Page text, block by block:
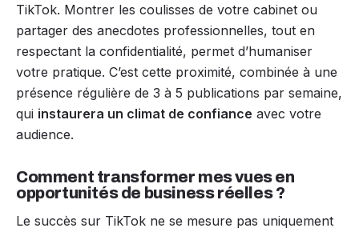
TikTok. Montrer les coulisses de votre cabinet ou
partager des anecdotes professionnelles, tout en
respectant la confidentialité, permet d’humaniser
votre pratique. C’est cette proximité, combinée à une
présence régulière de 3 à 5 publications par semaine,
qui instaurera un climat de confiance avec votre
audience.
Comment transformer mes vues en
opportunités de business réelles ?
Le succès sur TikTok ne se mesure pas uniquement